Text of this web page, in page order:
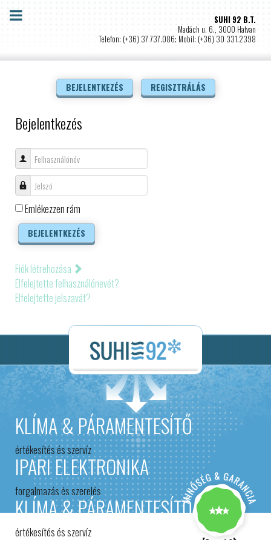
SUHI 92 B.T.
Madách u. 6., 3000 Hatvan
Telefon: (+36) 37 737.086; Mobil: (+36) 30 331.2398
BEJELENTKEZÉS REGISZTRÁLÁS
Bejelentkezés
Felhasználónév
Jelszó
Emlékezzen rám
BEJELENTKEZÉS
Fiók létrehozása
Elfelejtette felhasználónevét?
Elfelejtette jelszavát?
KLÍMA & PÁRAMENTESÍTŐ
értékesítés és szervíz
IPARI ELEKTRONIKA
forgalmazás és szerelés
KLÍMA & PÁRAMENTESÍTŐ
értékesítés és szervíz